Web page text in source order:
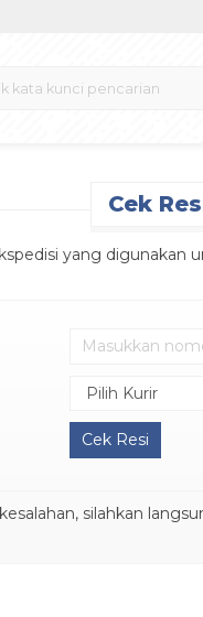
Cek
yang
Cek Resi
silahkan